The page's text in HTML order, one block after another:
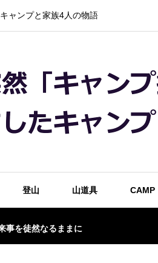
ャンプと家族4人の物語
登山 山道具 CAMP
事を徒然なるままに